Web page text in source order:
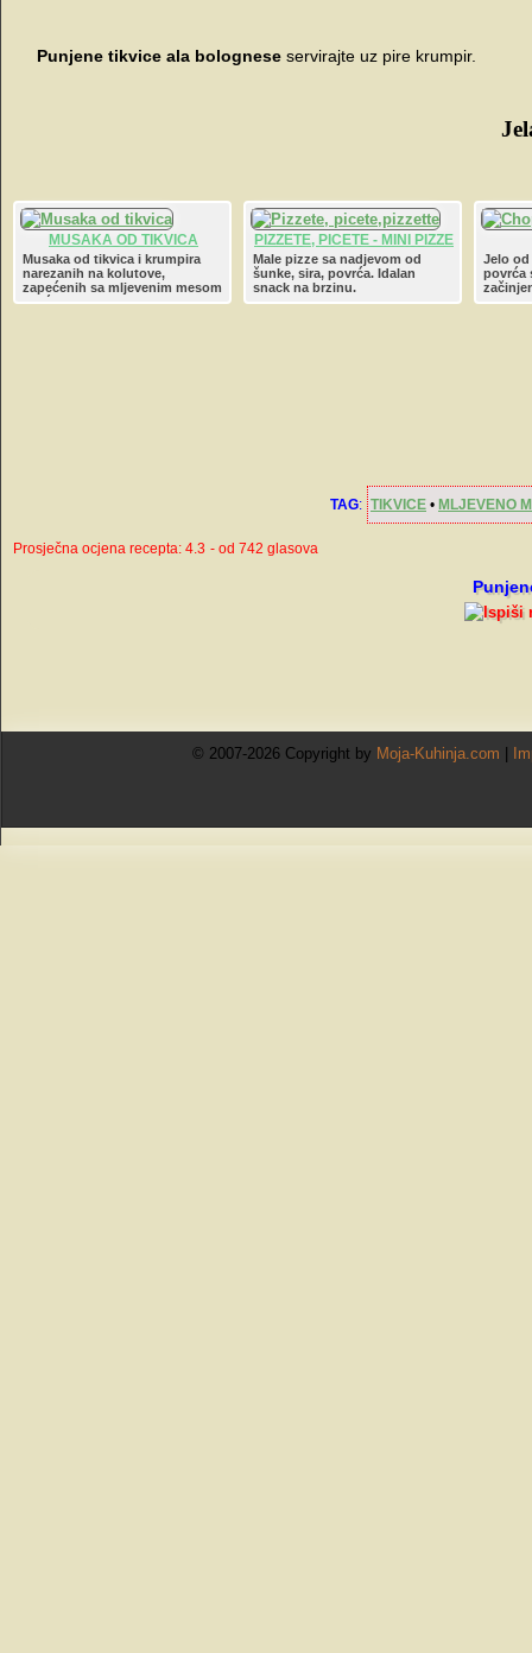
Punjene tikvice ala bolognese servirajte uz pire krumpir.
MUSAKA OD TIKVICA
Musaka od tikvica i krumpira
narezanih na kolutove,
zapećenih sa mljevenim mesom
i zaćinima.
PIZZETE, PICETE - MINI PIZZE
Male pizze sa nadjevom od
šunke, sira, povrća. Idalan
snack na brzinu.
Jelo
povrća
TAG: TIKVICE • MLJEVENO
Prosječna ocjena recepta: 4.3 - od 742 glasova
© 2007-2026 Copyright by Moja-Kuhinja.com